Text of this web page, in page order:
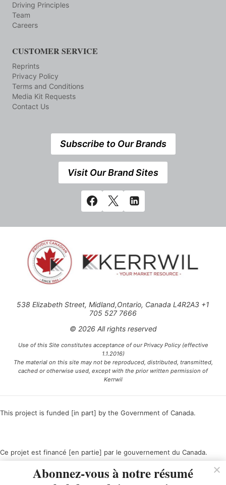
Driving Principles
Team
Careers
CUSTOMER SERVICE
Reprints
Privacy Policy
Terms and Conditions
Media Kit Requests
Contact Us
Subscribe to Our Brands
Visit Our Brand Sites
538 Elizabeth Street, Midland,Ontario, Canada L4R2A3 +1
705 527 7666
© 2026 All rights reserved
Use of this Site constitutes acceptance of our Privacy Policy (effective
1.1.2016)
The material on this site may not be reproduced, distributed, transmitted,
cached or otherwise used, except with the prior written permission of
Kerrwil
This project is funded [in part] by the Government of Canada.
Ce projet est financé [en partie] par le gouvernement du Canada.
Abonnez-vous à notre résumé